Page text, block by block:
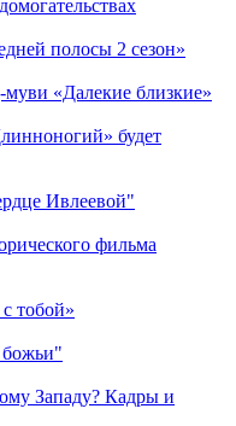
полосы 2 сезон»
«Далекие близкие»
будет
Ивлеевой"
фильма
тобой»
Западу? Кадры и